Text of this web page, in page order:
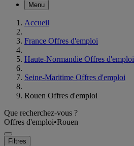
Menu
Accueil
France Offres d'emploi
Haute-Normandie Offres d'emploi
Seine-Maritime Offres d'emploi
Rouen Offres d'emploi
Que recherchez-vous ?
Offres d'emploi•Rouen
Filtres